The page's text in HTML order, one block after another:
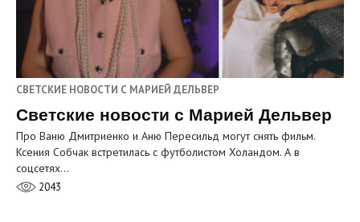
СВЕТСКИЕ НОВОСТИ С МАРИЕЙ ДЕЛЬВЕР
Светские новости с Марией Дельвер
Про Ваню Дмитриенко и Аню Пересильд могут снять фильм.
Ксения Собчак встретилась с футболистом Холандом. А в
соцсетях…
2043